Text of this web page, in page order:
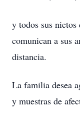
y todos sus
comunican a sus
distancia.
La familia desea
y muestras de